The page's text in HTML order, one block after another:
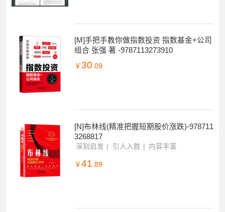
[M]手把手教你做指数投资 指数基金+公司
组合 张强 著 -9787113273910
￥ 30.09
[N]布林线(精准把握短期股价涨跌)-978711
3268817
深刻启发 引人入胜 内容丰富
￥ 41 .89